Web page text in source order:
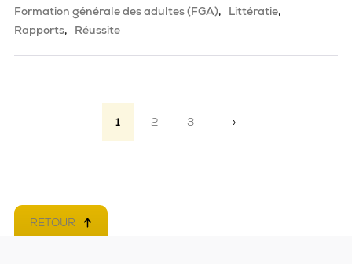
Formation générale des adultes (FGA)
Littératie
Rapports
Réussite
Pagination
1 2 3 ›Page suivante
RETOUR EN HAUT DE PAGE